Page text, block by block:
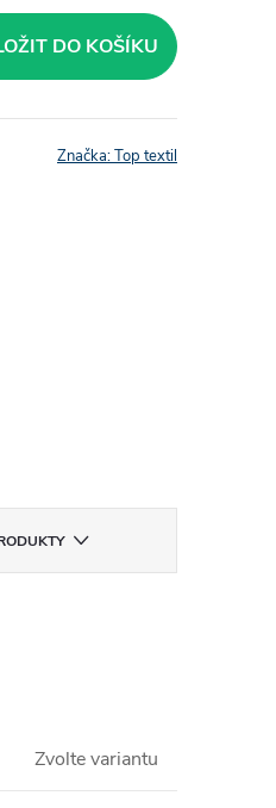
DO KOŠÍKU
Značka:Top textil
Zvolte variantu